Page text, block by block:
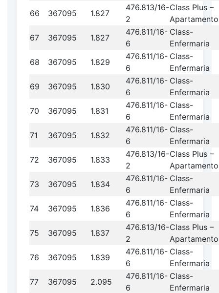
66
367095 1.827
476.813/16-
2
Class Plus –
Apartamento
67
367095 1.827
476.811/16-
6
Class-
Enfermaria
68
367095 1.829
476.811/16-
6
Class-
Enfermaria
69
367095 1.830
476.811/16-
6
Class-
Enfermaria
70
367095 1.831
476.811/16-
6
Class-
Enfermaria
71
367095 1.832
476.811/16-
6
Class-
Enfermaria
72
367095 1.833
476.813/16-
2
Class Plus –
Apartamento
73
367095 1.834
476.811/16-
6
Class-
Enfermaria
74
367095 1.836
476.811/16-
6
Class-
Enfermaria
75
367095 1.837
476.813/16-
2
Class Plus –
Apartamento
76
367095 1.839
476.811/16-
6
Class-
Enfermaria
77
367095 2.095
476.811/16-
6
Class-
Enfermaria